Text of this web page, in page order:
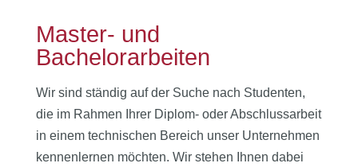
Master- und
Bachelorarbeiten
Wir sind ständig auf der Suche nach Studenten,
die im Rahmen Ihrer Diplom- oder Abschlussarbeit
in einem technischen Bereich unser Unternehmen
kennenlernen möchten. Wir stehen Ihnen dabei